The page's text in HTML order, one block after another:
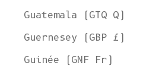
Guatemala (GTQ Q)
Guernesey (GBP £)
Guinée (GNF Fr)